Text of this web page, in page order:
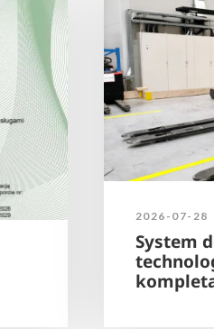
2026-07-28
System